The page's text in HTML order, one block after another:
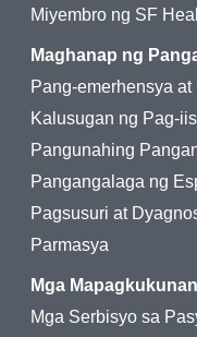
Miyembro ng SF
Maghanap ng
Pang-emerhensya
Kalusugan ng Pag-
Pangunahing
Pangangalaga ng
Pagsusuri at
Parmasya
Mga
Mga Serbisyo sa